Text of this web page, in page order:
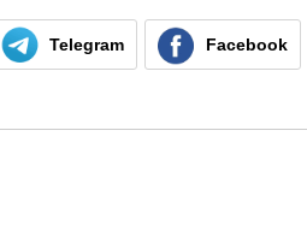
Telegram Facebook